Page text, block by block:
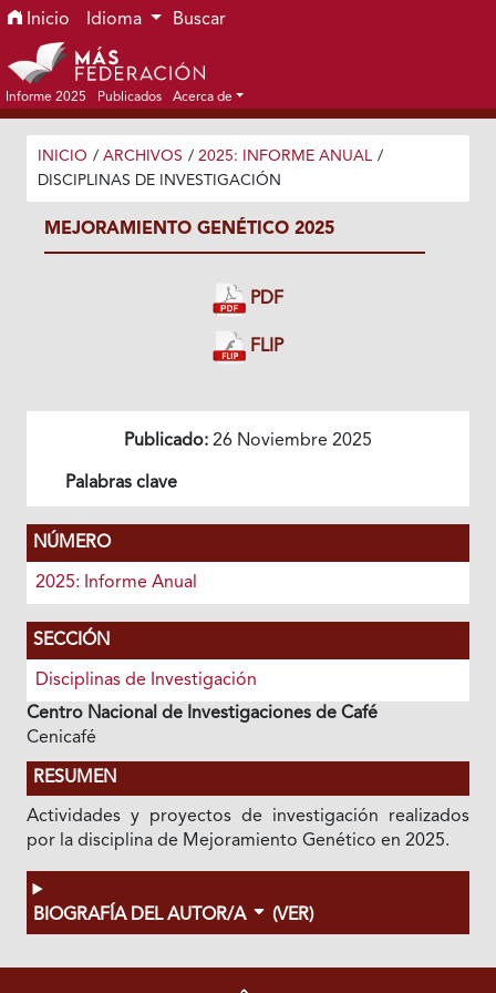
Ir al menú de navegación principal
Ir al contenido principal
Ir al pie de página del sitio
Inicio Idioma Buscar
Informe 2025 Publicados Acerca de
INICIO / ARCHIVOS / 2025: INFORME ANUAL /
DISCIPLINAS DE INVESTIGACIÓN
MEJORAMIENTO GENÉTICO 2025
PDF
FLIP
Publicado: 26 Noviembre 2025
Palabras clave
NÚMERO
2025: Informe Anual
SECCIÓN
Disciplinas de Investigación
Centro Nacional de Investigaciones de Café
Cenicafé
RESUMEN
Actividades y proyectos de investigación realizados
por la disciplina de Mejoramiento Genético en 2025.
BIOGRAFÍA DEL AUTOR/A (VER)